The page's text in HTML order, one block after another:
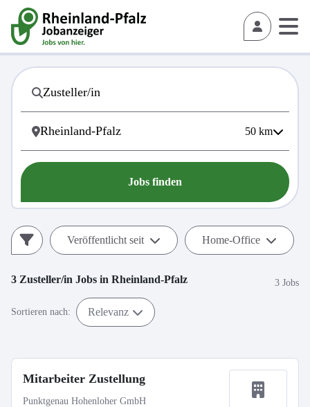
50 km
Jobs finden
Veröffentlicht seit Home-Office
3 Zusteller/in Jobs in Rheinland-Pfalz 3 Jobs
Sortieren nach: Relevanz
Mitarbeiter Zustellung
Punktgenau Hohenloher GmbH